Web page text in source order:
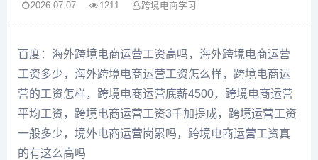
2026-07-07 1211 跨境电商学习
百度：海外跨境电商运营工资高吗，海外跨境电商运营
工资多少，海外跨境电商运营工资怎么样，跨境电商运
营的工资怎样，跨境电商运营底薪4500，跨境电商运营
平均工资，跨境电商运营工资3千加提成，跨境运营工资
一般多少，境外电商运营岗累吗，跨境电商运营工资真
的有这么高吗